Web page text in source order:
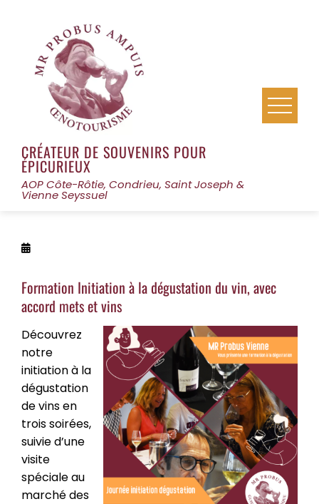
CRÉATEUR DE SOUVENIRS POUR
ÉPICURIEUX
AOP Côte-Rôtie, Condrieu, Saint Joseph &
Vienne Seyssuel
Formation Initiation à la dégustation du vin, avec
accord mets et vins
Découvrez
notre
initiation à la
dégustation
de vins en
trois soirées,
suivie d’une
visite
spéciale au
marché des